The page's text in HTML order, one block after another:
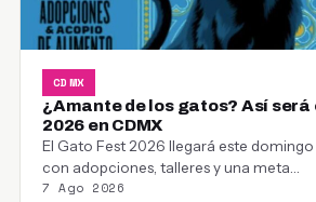
CDMX
¿Amante de los gatos? Así será
2026 en CDMX
El Gato Fest 2026 llegará este
con adopciones, talleres y una meta…
7 Ago 2026